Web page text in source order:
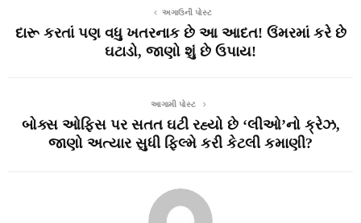
અગાઉની પોસ્ટ
દારૂ કરતાં પણ વધુ ખતરનાક છે આ આદત! ઉંમરમાં કરે છે
ઘટાડો, જાણો શું છે ઉપાય!
આગામી પોસ્ટ
બોક્સ ઓફિસ પર સતત ઘટી રહ્યો છે ‘લીઓ’નો ક્રેઝ,
જાણો અત્યાર સુધી ફિલ્મે કરી કેટલી કમાણી?